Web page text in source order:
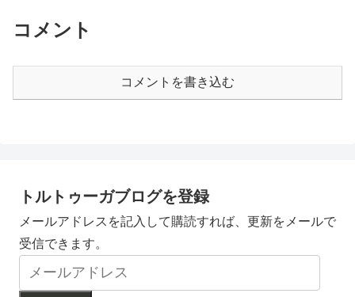
コメント
コメントを書き込む
トルトゥーガブログを登録
メールアドレスを記入して購読すれば、更新をメールで
受信できます。